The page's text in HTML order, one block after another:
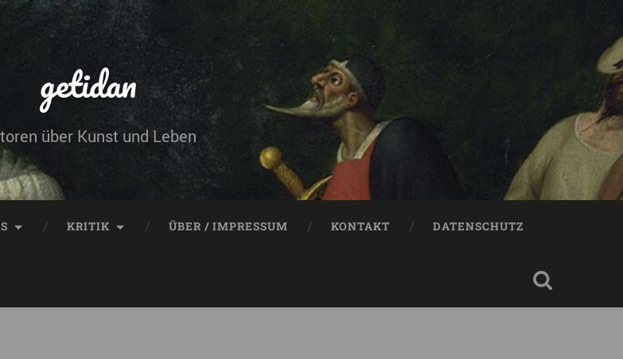
getidan
über Kunst und Leben
KRITIK ÜBER / IMPRESSUM KONTAKT DATENSCHUTZ